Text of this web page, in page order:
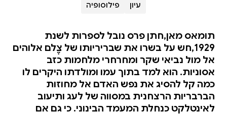
עיון פילוסופיה
תומאס מאן,חתן פרס נובל לספרות לשנת
1929,חש על בשרו את שבריריותו של צֶלם אלוהים
אל מול נביאי שקר ומחרחרי מלחמות כזב
אסוניות. הוא למד בתוך עמו ומולדתו היקרים לו
כמה קל להסיג את נפש האדם אל מחוזות
הברבריות הרצחנית במסווה של לעג ותיעוב
לאינטלקט כנחלת המעמד הבינוני. כי גם אם